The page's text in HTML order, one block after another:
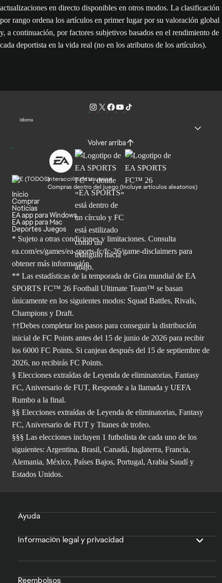
actualizaciones en directo disponibles en otros modos. La clasificación
por rango ordena los artículos en primer lugar por su valoración global
y, a continuación, por factores subjetivos basados en el rendimiento de
cada deportista en la vida real (no en los atributos de los artículos).
Idioma
Volver arriba
Interacción de usuarios
Compras dentro del juego (Incluye artículos aleatorios)
Inicio
Comprar
Noticias
EA app para Windows
EA app para Mac
Deportes Juegos
* Sujeto a otras condiciones y limitaciones. Consulta
ea.com/es/games/ea-sports-fc/fc-26/game-disclaimers para
obtenermás información.
** Las estadísticas de la temporada de Gira mundial de EA
SPORTS FC™ 26 Football Ultimate Team™ se basan
únicamente en los siguientes modos: Squad Battles, Rivals,
Champions y Draft.
††Debes completar los pasos para conseguir la distribución
inicial de FC Points antes del 15 de junio de 2026 para recibir
los 6000 FC Points. Si canjeas después del 15 de septiembre de
2026, no recibirás FC Points.
§ Elecciones extraídas de Leyenda de eliminatorias, Fantasy
FC, Aniversario de FUT, Responde a la llamada y UEFA
Rumbo a la final.
§§ Elecciones extraídas de Leyenda de eliminatorias, Fantasy
FC, Aniversario de FUT y Titanes de trofeo.
§§§ Las elecciones incluyen 1 futbolista de cada uno de los
siguientes: Argentina, Brasil, Canadá, Inglaterra, Francia,
Alemania, México, Países Bajos, Portugal, Arabia Saudí y
Estados Unidos.
Ayuda
Información legal y privacidad
Reembolsos